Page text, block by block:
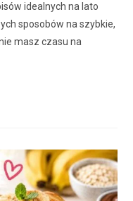
idealnych na lato
sposobów na szybkie,
masz czasu na